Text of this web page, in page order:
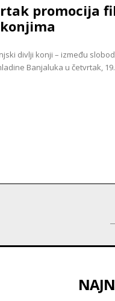
promocija
divlji konji – između
Banjaluka u četvrtak,